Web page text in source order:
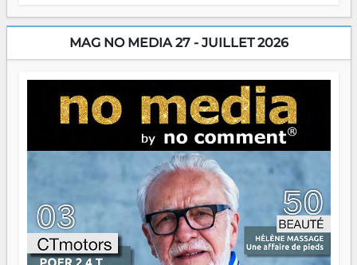
dorment vraiment la nuit. En culture, les nouvelles sont
encore meilleures. Aina Rasamoelina vient de décrocher le
Prix RFI Instrumental Afrique. Miangaly Elia rafle le Prix
jeunes qui tiennent la torche. Alors oui, on pourrait
s'arrêter là, applaudir et rentrer chez soi satisfait. Mais ce
serait passer à côté d'une chose essentielle. La fougue, ça
brûle fort — et parfois, ça brûle vite. Une flamme sans
direction peut éclairer autant qu'elle peut consumer. C'est
là que les aînés entrent en scène — pas pour reprendre le
gouvernail, mais pour montrer où sont les récifs. Les jeunes
ont la force, les vieux ont l'expérience, comme on dit. Ce
n'est pas un combat de générations — c'est une question
d'équipage. Partagez vos réussites, mais aussi vos échecs.
Surtout vos échecs, d'ailleurs — ils enseignent mieux que
n'importe quel manuel. À Madagascar, la barque avance.
Il faut juste s'assurer que tout le monde rame dans le
MAG NO MEDIA 27 - JUILLET 2026